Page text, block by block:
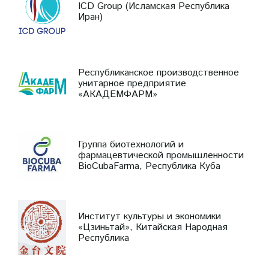
ICD Group (Исламская Республика
Иран)
Республиканское производственное
унитарное предприятие
«АКАДЕМФАРМ»
Группа биотехнологий и
фармацевтической промышленности
BioCubaFarma, Республика Куба
Институт культуры и экономики
«Цзиньтай», Китайская Народная
Республика